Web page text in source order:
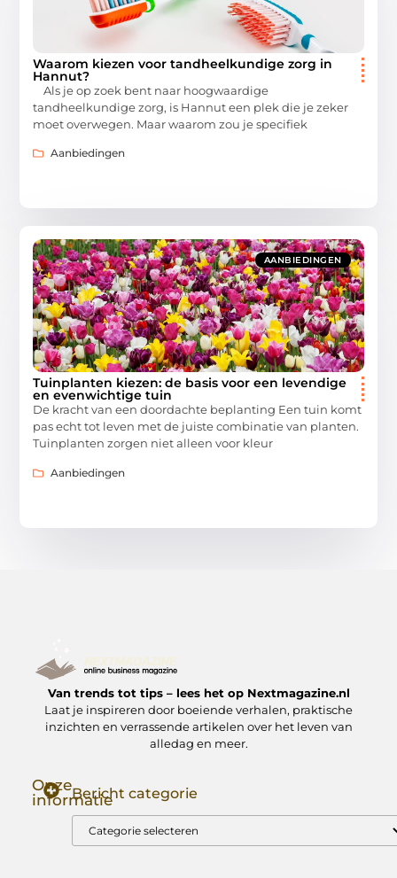
Waarom kiezen voor tandheelkundige zorg in
Hannut?
Als je op zoek bent naar hoogwaardige
tandheelkundige zorg, is Hannut een plek die je zeker
moet overwegen. Maar waarom zou je specifiek
Aanbiedingen
AANBIEDINGEN
Tuinplanten kiezen: de basis voor een levendige
en evenwichtige tuin
De kracht van een doordachte beplanting Een tuin komt
pas echt tot leven met de juiste combinatie van planten.
Tuinplanten zorgen niet alleen voor kleur
Aanbiedingen
Van trends tot tips – lees het op Nextmagazine.nl
Laat je inspireren door boeiende verhalen, praktische
inzichten en verrassende artikelen over het leven van
alledag en meer.
Onze
informatieBericht categorie